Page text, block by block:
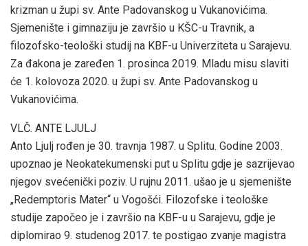
krizman u župi sv. Ante Padovanskog u Vukanovićima.
Sjemenište i gimnaziju je završio u KŠC-u Travnik, a
filozofsko-teološki studij na KBF-u Univerziteta u Sarajevu.
Za đakona je zaređen 1. prosinca 2019. Mladu misu slaviti
će 1. kolovoza 2020. u župi sv. Ante Padovanskog u
Vukanovićima.
VLČ. ANTE LJULJ
Anto Ljulj rođen je 30. travnja 1987. u Splitu. Godine 2003.
upoznao je Neokatekumenski put u Splitu gdje je sazrijevao
njegov svećenički poziv. U rujnu 2011. ušao je u sjemenište
„Redemptoris Mater“ u Vogošći. Filozofske i teološke
studije započeo je i završio na KBF-u u Sarajevu, gdje je
diplomirao 9. studenog 2017. te postigao zvanje magistra